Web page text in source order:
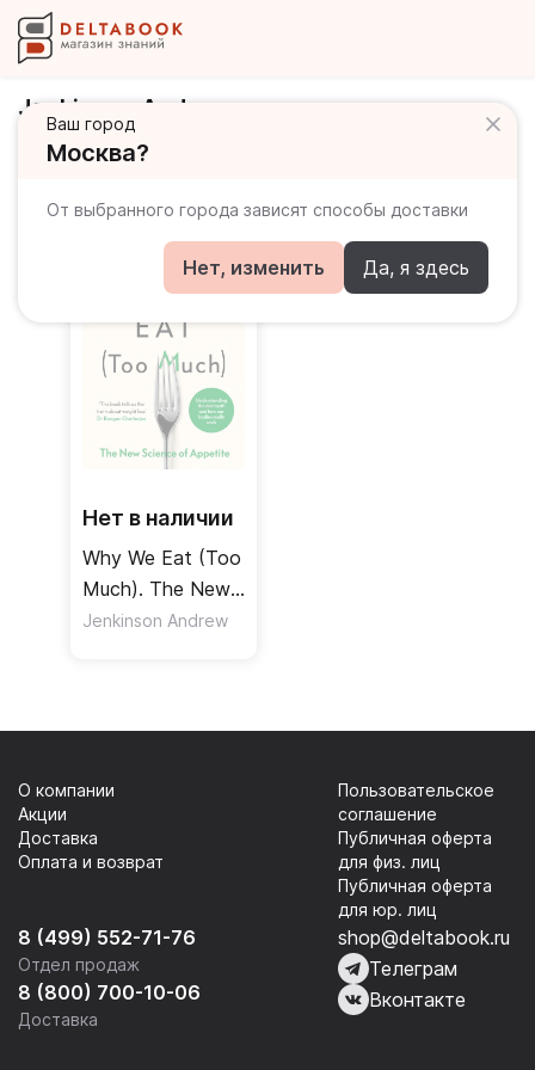
Ваш город
Москва?
От выбранного города зависят способы доставки
Нет, изменить Да, я здесь
Jenkinson Andrew
Книги автора
Нет в наличии
Why We Eat (Too
Much). The New
Science of
Jenkinson Andrew
8 (499) 552-71-76
Отдел продаж
8 (800) 700-10-06
Доставка
О компании
Акции
Доставка
Оплата и возврат
Пользовательское
соглашение
Публичная оферта
для физ. лиц
Публичная оферта
для юр. лиц
shop@deltabook.ru
Телеграм
Вконтакте